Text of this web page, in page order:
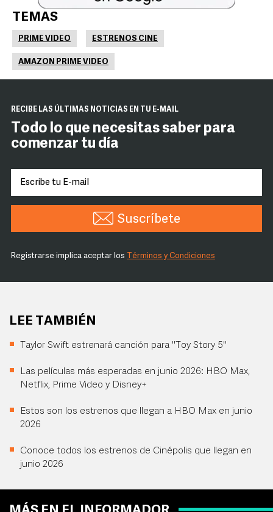
TEMAS
PRIME VIDEO ESTRENOS CINE
AMAZON PRIME VIDEO
RECIBE LAS ÚLTIMAS NOTICIAS EN TU E-MAIL
Todo lo que necesitas saber para
comenzar tu día
Suscríbete
Registrarse implica aceptar los Términos y Condiciones
LEE TAMBIÉN
Taylor Swift estrenará canción para "Toy Story 5"
Las películas más esperadas en junio 2026: HBO Max,
Netflix, Prime Video y Disney+
Estos son los estrenos que llegan a HBO Max en junio
2026
Conoce todos los estrenos de Cinépolis que llegan en
junio 2026